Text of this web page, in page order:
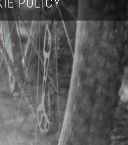
POLICY